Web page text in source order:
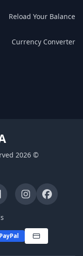
Reload Your Balance
Currency Converter
©
2026
PayPal